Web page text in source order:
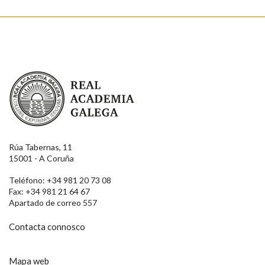
Real Academia Galega
Rúa Tabernas, 11
15001 - A Coruña
Teléfono: +34 981 20 73 08
Fax: +34 981 21 64 67
Apartado de correo 557
Contacta connosco
Mapa web